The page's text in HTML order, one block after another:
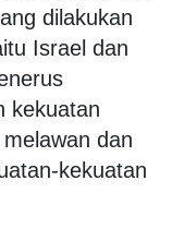
dilakukan
Israel dan
kekuatan
dan
kekuatan